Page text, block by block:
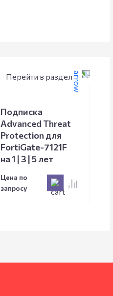
Перейти в раздел
Подписка
Advanced Threat
Protection для
FortiGate-7121F
на 1 | 3 | 5 лет
Цена по
запросу